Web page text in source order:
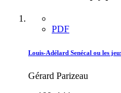
PDF
Louis-Adélard Senécal ou les
Gérard Parizeau